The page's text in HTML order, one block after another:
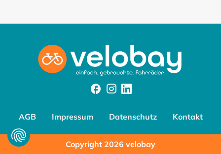
FacebookInstagram
AGB Impressum Datenschutz Kontakt
Copyright 2026 velobay